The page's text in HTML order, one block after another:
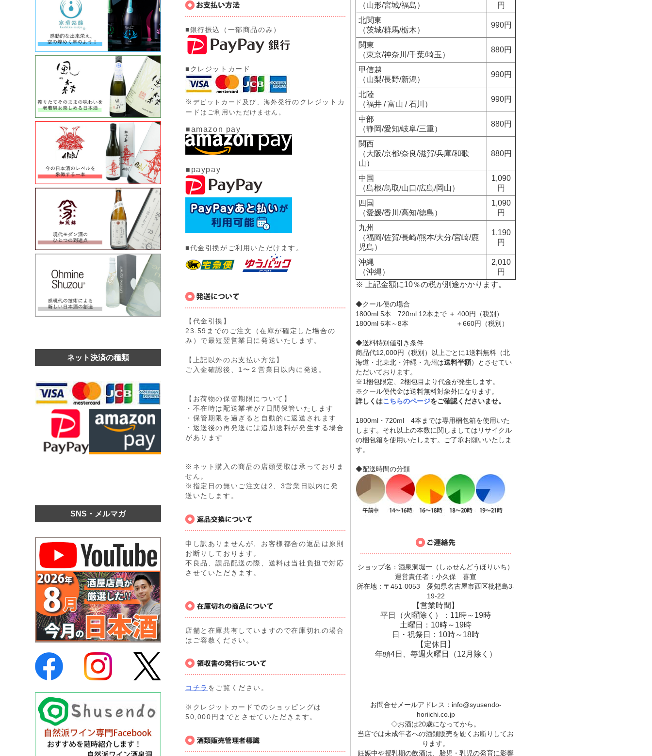
■銀行振込（一部商品のみ）
■クレジットカード
※ デビットカード及び、 海外発行のクレジットカ
ード はご利用いただけません。
■amazon pay
■paypay
■代金引換がご利用いただけます。
【代金引換】
23:59までのご注文（在庫が確定した場合の
み）で最短翌営業日に発送いたします。
【上記以外のお支払い方法】
ご入金確認後、1〜２営業日以内に発送。
【お荷物の保管期限について】
・不在時は配送業者が7日間保管いたします
・保管期限を過ぎると自動的に返送されます
・返送後の再発送には追加送料が発生する場合
があります
※ネット購入の商品の店頭受取は承っておりま
せん。
※指定日の無いご注文は2、3営業日以内に発
送いたします。
申し訳ありませんが、お客様都合の返品は原則
お断りしております。
不良品、誤品配送の際、送料は当社負担で対応
させていただきます。
店舗と在庫共有していますので在庫切れの場合
はご容赦ください。
コチラ をご覧ください。
※クレジットカードでのショッピングは
50,000円までとさせていただきます。
（山形/宮城/福島）
円
北関東
（茨城/群馬/栃木）
990円
関東
（東京/神奈川/千葉/埼玉）
880円
甲信越
（山梨/長野/新潟）
990円
北陸
（福井 / 富山 / 石川）
990円
中部
（静岡/愛知/岐阜/三重）
880円
関西
（大阪/京都/奈良/滋賀/兵庫/和歌
山）
880円
中国
（島根/鳥取/山口/広島/岡山）
1,090
円
四国
（愛媛/香川/高知/徳島）
1,090
円
九州
（福岡/佐賀/長崎/熊本/大分/宮崎/鹿
児島）
1,190
円
沖縄
（沖縄）
2,010
円
※ 上記金額に10％の税が別途かかります。
◆クール便の場合
1800ml 5本 720ml 12本まで ＋ 400円（税別）
1800ml 6本～8本 ＋660円（税別）
◆送料特別値引き条件
商品代12,000円（税別）以上ごとに1送料無料（北
海道・北東北・沖縄・九州は送料半額）とさせてい
ただいております。
※1梱包限定、2梱包目より代金が発生します。
※クール便代金は送料無料対象外になります。
詳しくはこちらのページをご確認くださいませ。
1800ml・720ml 4本までは専用梱包箱を使用いた
します。それ以上の本数に関しましてはリサイクル
の梱包箱を使用いたします。ご了承お願いいたしま
す。
◆配送時間の分類
ショップ名：酒泉洞堀一（しゅせんどうほりいち）
運営責任者：小久保 喜宣
所在地：〒451-0053 愛知県名古屋市西区枇杷島3-
19-22
【営業時間】
平日（火曜除く）：11時～19時
土曜日：10時～19時
日・祝祭日：10時～18時
【定休日】
年頭4日、毎週火曜日（12月除く）
お問合せメールアドレス： info@syusendo-
horiichi.co.jp
◇お酒は20歳になってから。
当店では未成年者への酒類販売を硬くお断りしてお
ります。
妊娠中や授乳期の飲酒は、胎児・乳児の発育に影響
ネット決済の種類
SNS・メルマガ